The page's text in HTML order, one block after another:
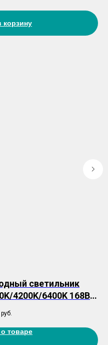
корзину
светильник
4200K/6400K 168Вт
и ПДУ)
руб.
товаре